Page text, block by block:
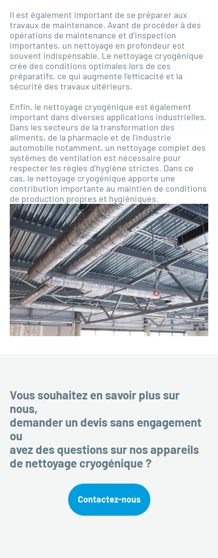
Il est également important de se préparer aux
travaux de maintenance. Avant de procéder à des
opérations de maintenance et d’inspection
importantes, un nettoyage en profondeur est
souvent indispensable. Le nettoyage cryogénique
crée des conditions optimales lors de ces
préparatifs, ce qui augmente l’efficacité et la
sécurité des travaux ultérieurs.
Enfin, le nettoyage cryogénique est également
important dans diverses applications industrielles.
Dans les secteurs de la transformation des
aliments, de la pharmacie et de l’industrie
automobile notamment, un nettoyage complet des
systèmes de ventilation est nécessaire pour
respecter les règles d’hygiène strictes. Dans ce
cas, le nettoyage cryogénique apporte une
contribution importante au maintien de conditions
de production propres et hygiéniques.
Vous souhaitez en savoir plus sur
nous,
demander un devis sans engagement
ou
avez des questions sur nos appareils
de nettoyage cryogénique ?
Contactez-nous